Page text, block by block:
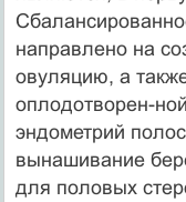
направлено на
овуляцию, а
оплодотворен-
эн­дометрий
вынашивание
для половых